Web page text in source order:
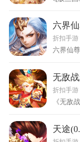
六界
折扣手游
无敌
折扣手游
天途